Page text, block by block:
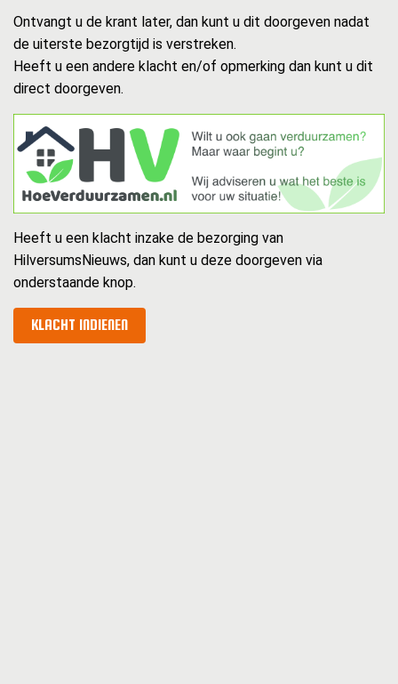
Ontvangt u de krant later, dan kunt u dit doorgeven nadat
de uiterste bezorgtijd is verstreken.
Heeft u een andere klacht en/of opmerking dan kunt u dit
direct doorgeven.
Heeft u een klacht inzake de bezorging van
HilversumsNieuws, dan kunt u deze doorgeven via
onderstaande knop.
KLACHT INDIENEN